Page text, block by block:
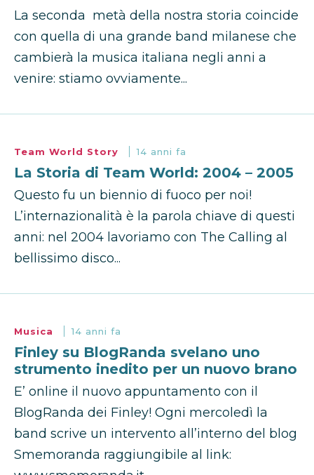
La seconda metà della nostra storia coincide
con quella di una grande band milanese che
cambierà la musica italiana negli anni a
venire: stiamo ovviamente...
Team World Story 14 anni fa
La Storia di Team World: 2004 – 2005
Questo fu un biennio di fuoco per noi!
L’internazionalità è la parola chiave di questi
anni: nel 2004 lavoriamo con The Calling al
bellissimo disco...
Musica 14 anni fa
Finley su BlogRanda svelano uno
strumento inedito per un nuovo brano
E’ online il nuovo appuntamento con il
BlogRanda dei Finley! Ogni mercoledì la
band scrive un intervento all’interno del blog
Smemoranda raggiungibile al link: